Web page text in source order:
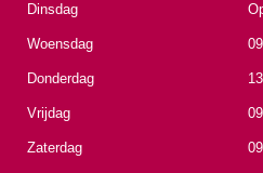
Dinsdag
Woensdag
Donderdag
Vrijdag
Zaterdag